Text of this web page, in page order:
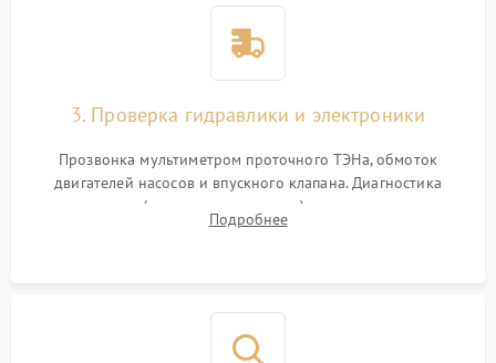
3. Проверка гидравлики и электроники
Прозвонка мультиметром проточного ТЭНа, обмоток
двигателей насосов и впускного клапана. Диагностика
прессостата (датчика уровня воды), датчика мутности,
концевика дверцы и электронного модуля управления.
Подробнее